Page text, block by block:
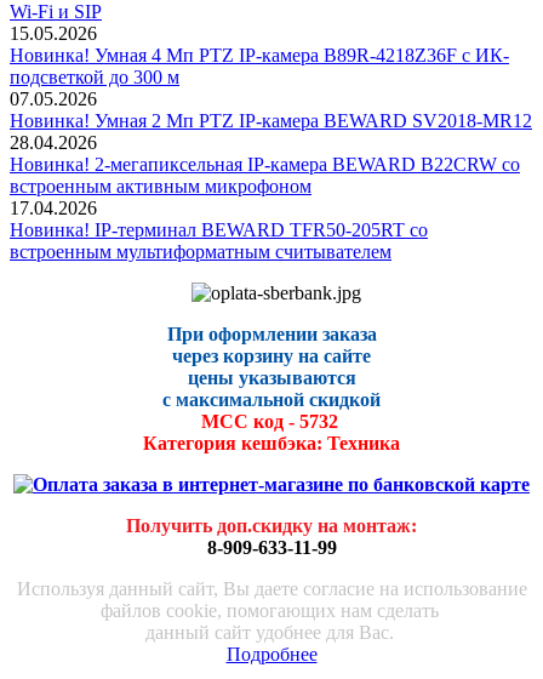
Wi-Fi и SIP
15.05.2026
Новинка! Умная 4 Мп PTZ IP-камера B89R-4218Z36F с ИК-
подсветкой до 300 м
07.05.2026
Новинка! Умная 2 Мп PTZ IP-камера BEWARD SV2018-MR12
28.04.2026
Новинка! 2-мегапиксельная IP-камера BEWARD B22CRW со
встроенным активным микрофоном
17.04.2026
Новинка! IP-терминал BEWARD TFR50-205RT со
встроенным мультиформатным считывателем
При оформлении заказа
через корзину на сайте
цены указываются
с максимальной скидкой
МСС код - 5732
Категория кешбэка: Техника
Получить доп.скидку на монтаж:
8-909-633-11-99
Используя данный сайт, Вы даете согласие на использование
файлов cookie, помогающих нам сделать
данный сайт удобнее для Вас.
Подробнее